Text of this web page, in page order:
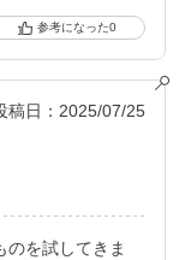
0
稿日：2025/07/25
のを試してきま